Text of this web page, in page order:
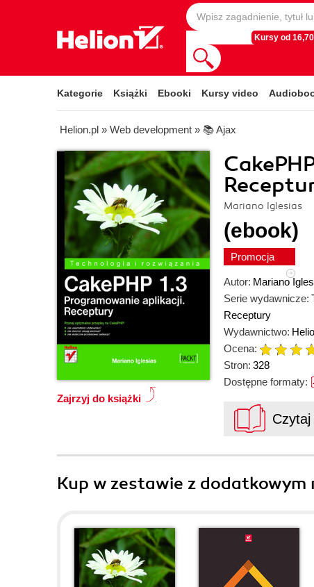
Kursy od 16,70
Kategorie Książki Ebooki Kursy video
Helion.pl » Web development » 📚 Ajax
Mariano Iglesias
(ebook)
Promocja
Zajrzyj do książki
Autor: Mariano
Serie wydawnicze:
Receptury
Wydawnictwo:
Ocena:
Stron: 328
Dostępne formaty:
Kup w zestawie z dodatkowym